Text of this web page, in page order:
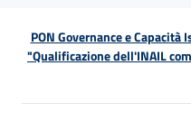
PON Governance e
"Qualificazione dell'INAIL